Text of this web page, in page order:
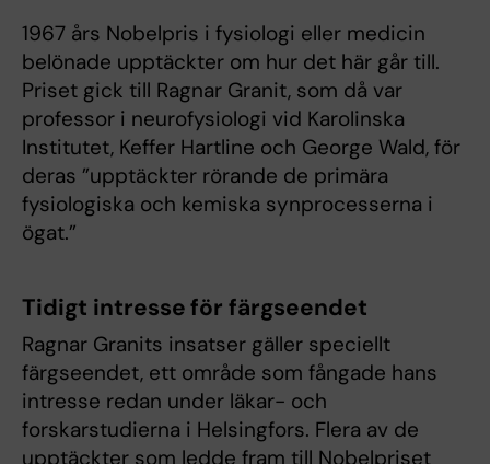
1967 års Nobelpris i fysiologi eller medicin
belönade upptäckter om hur det här går till.
Priset gick till Ragnar Granit, som då var
professor i neurofysiologi vid Karolinska
Institutet, Keffer Hartline och George Wald, för
deras ”upptäckter rörande de primära
fysiologiska och kemiska synprocesserna i
ögat.”
Tidigt intresse för färgseendet
Ragnar Granits insatser gäller speciellt
färgseendet, ett område som fångade hans
intresse redan under läkar- och
forskarstudierna i Helsingfors. Flera av de
upptäckter som ledde fram till Nobelpriset